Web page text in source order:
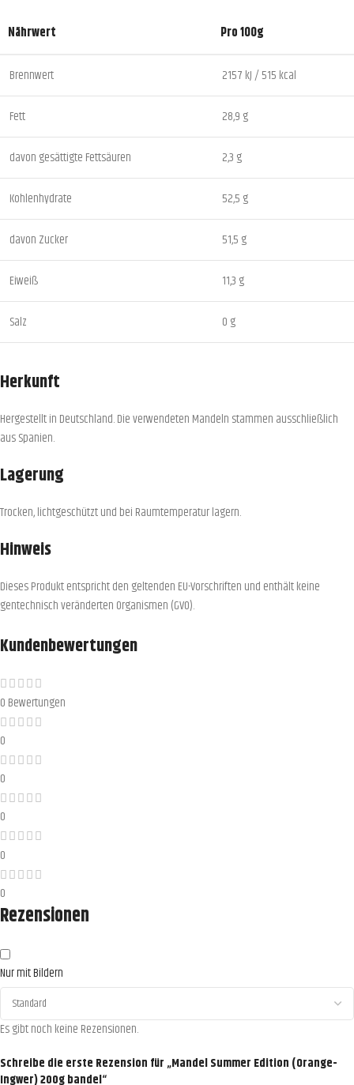
Nährwert Pro 100g
Brennwert 2157 kJ / 515 kcal
Fett 28,9 g
davon gesättigte Fettsäuren 2,3 g
Kohlenhydrate 52,5 g
davon Zucker 51,5 g
Eiweiß 11,3 g
Salz 0 g
Herkunft
Hergestellt in Deutschland. Die verwendeten Mandeln stammen ausschließlich
aus Spanien.
Lagerung
Trocken, lichtgeschützt und bei Raumtemperatur lagern.
Hinweis
Dieses Produkt entspricht den geltenden EU-Vorschriften und enthält keine
gentechnisch veränderten Organismen (GVO).
Kundenbewertungen
0 Bewertungen
0
0
0
0
0
Rezensionen
Nur mit Bildern
Es gibt noch keine Rezensionen.
Schreibe die erste Rezension für „Mandel Summer Edition (Orange-
Ingwer) 200g bandel“